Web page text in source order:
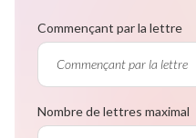
Commençant par la lettre
Nombre de lettres maximal